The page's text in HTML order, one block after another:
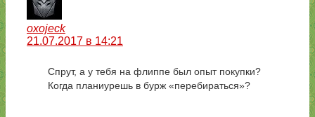
oxojeck
21.07.2017 в 14:21
Спрут, а у тебя на флиппе был опыт покупки?
Когда планиурешь в бурж «перебираться»?